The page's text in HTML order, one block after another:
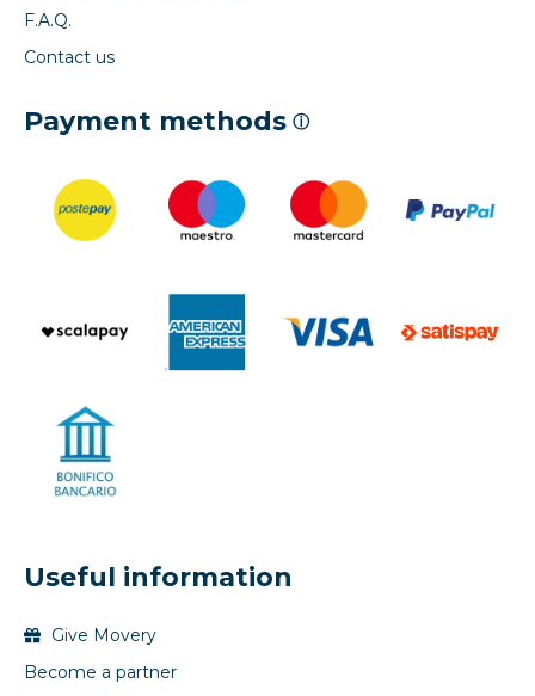
F.A.Q.
Contact us
Payment methods ⓘ
Useful information
Give Movery
Become a partner